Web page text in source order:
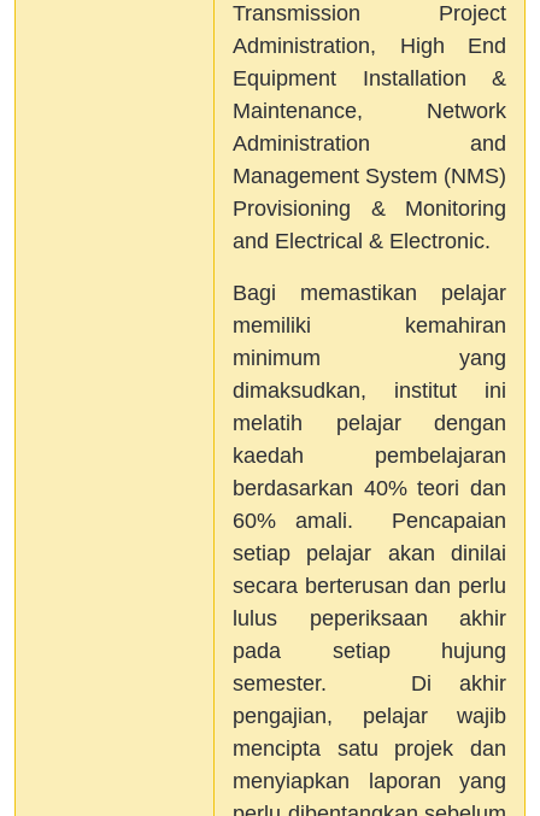
Transmission Project
Administration, High End
Equipment Installation &
Maintenance, Network
Administration and
Management System (NMS)
Provisioning & Monitoring
and Electrical & Electronic.
Bagi memastikan pelajar
memiliki kemahiran
minimum yang
dimaksudkan, institut ini
melatih pelajar dengan
kaedah pembelajaran
berdasarkan 40% teori dan
60% amali. Pencapaian
setiap pelajar akan dinilai
secara berterusan dan perlu
lulus peperiksaan akhir
pada setiap hujung
semester. Di akhir
pengajian, pelajar wajib
mencipta satu projek dan
menyiapkan laporan yang